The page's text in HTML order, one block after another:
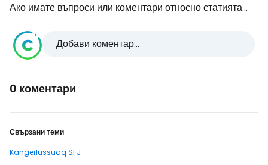
Ако имате въпроси или коментари относно статията...
Добави коментар...
0 коментари
Свързани теми
Kangerlussuaq SFJ